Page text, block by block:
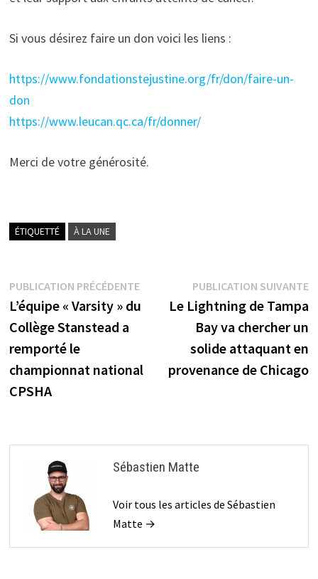
Si vous désirez faire un don voici les liens :
https://www.fondationstejustine.org/fr/don/faire-un-
don
https://www.leucan.qc.ca/fr/donner/
Merci de votre générosité.
ÉTIQUETTÉ À LA UNE
Navigation
de
l’article
PUBLICATION PRÉCÉDENTEPublication
précédente :
L’équipe « Varsity » du
Collège Stanstead a
remporté le
championnat national
CPSHA
PUBLICATION SUIVANTE
Le Lightning de Tampa
Bay va chercher un
solide attaquant en
provenance de Chicago
Sébastien Matte
Voir tous les articles de Sébastien
Matte →